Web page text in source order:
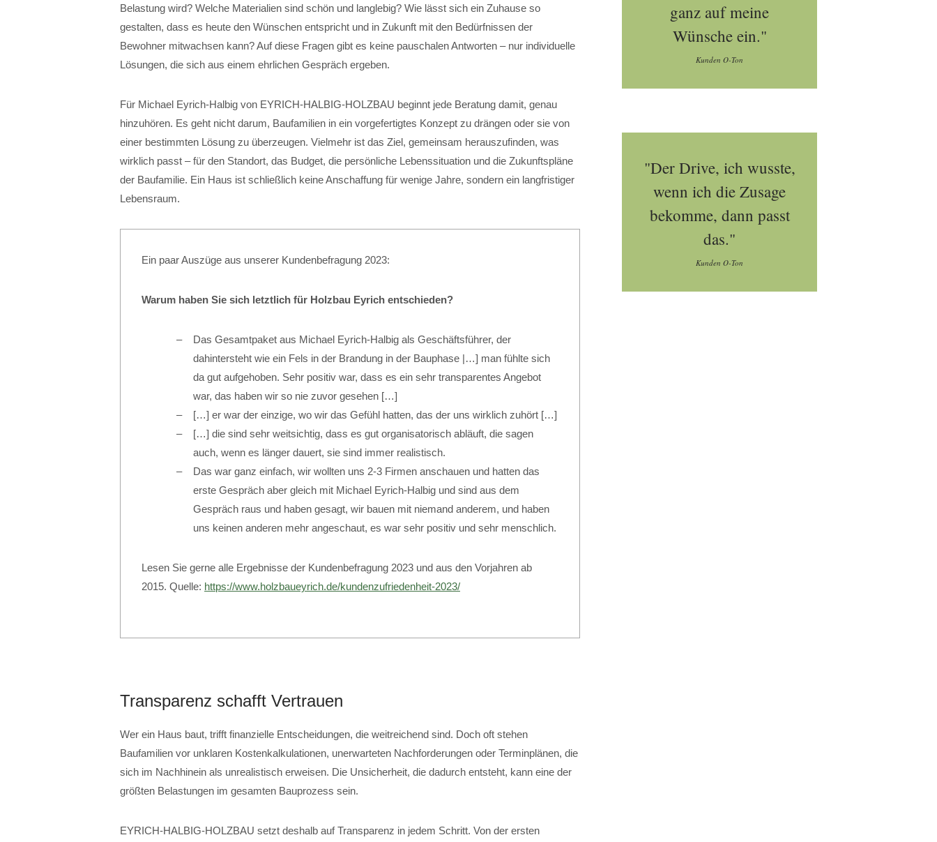
Belastung wird? Welche Materialien sind schön und langlebig? Wie lässt sich ein Zuhause so
gestalten, dass es heute den Wünschen entspricht und in Zukunft mit den Bedürfnissen der
Bewohner mitwachsen kann? Auf diese Fragen gibt es keine pauschalen Antworten – nur individuelle
Lösungen, die sich aus einem ehrlichen Gespräch ergeben.
Für Michael Eyrich-Halbig von EYRICH-HALBIG-HOLZBAU beginnt jede Beratung damit, genau
hinzuhören. Es geht nicht darum, Baufamilien in ein vorgefertigtes Konzept zu drängen oder sie von
einer bestimmten Lösung zu überzeugen. Vielmehr ist das Ziel, gemeinsam herauszufinden, was
wirklich passt – für den Standort, das Budget, die persönliche Lebenssituation und die Zukunftspläne
der Baufamilie. Ein Haus ist schließlich keine Anschaffung für wenige Jahre, sondern ein langfristiger
Lebensraum.
Ein paar Auszüge aus unserer Kundenbefragung 2023:
Warum haben Sie sich letztlich für Holzbau Eyrich entschieden?
Das Gesamtpaket aus Michael Eyrich-Halbig als Geschäftsführer, der
dahintersteht wie ein Fels in der Brandung in der Bauphase |…] man fühlte sich
da gut aufgehoben. Sehr positiv war, dass es ein sehr transparentes Angebot
war, das haben wir so nie zuvor gesehen […]
[…] er war der einzige, wo wir das Gefühl hatten, das der uns wirklich zuhört […]
[…] die sind sehr weitsichtig, dass es gut organisatorisch abläuft, die sagen
auch, wenn es länger dauert, sie sind immer realistisch.
Das war ganz einfach, wir wollten uns 2-3 Firmen anschauen und hatten das
erste Gespräch aber gleich mit Michael Eyrich-Halbig und sind aus dem
Gespräch raus und haben gesagt, wir bauen mit niemand anderem, und haben
uns keinen anderen mehr angeschaut, es war sehr positiv und sehr menschlich.
Lesen Sie gerne alle Ergebnisse der Kundenbefragung 2023 und aus den Vorjahren ab
2015. Quelle: https://www.holzbaueyrich.de/kundenzufriedenheit-2023/
Transparenz schafft Vertrauen
Wer ein Haus baut, trifft finanzielle Entscheidungen, die weitreichend sind. Doch oft stehen
Baufamilien vor unklaren Kostenkalkulationen, unerwarteten Nachforderungen oder Terminplänen, die
sich im Nachhinein als unrealistisch erweisen. Die Unsicherheit, die dadurch entsteht, kann eine der
größten Belastungen im gesamten Bauprozess sein.
EYRICH-HALBIG-HOLZBAU setzt deshalb auf Transparenz in jedem Schritt. Von der ersten
ganz auf meine
Wünsche ein."
Kunden O-Ton
"Der Drive, ich wusste,
wenn ich die Zusage
bekomme, dann passt
das."
Kunden O-Ton